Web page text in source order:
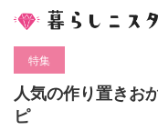
特集
人気の作り置きお
ピ